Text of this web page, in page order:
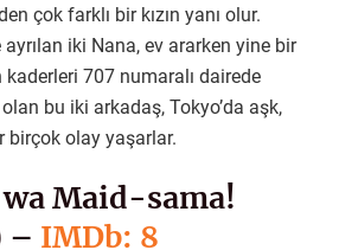
çok farklı bir kızın yanı olur.
iki Nana, ev ararken yine bir
kaderleri 707 numaralı dairede
bu iki arkadaş, Tokyo’da aşk,
birçok olay yaşarlar.
Maid-sama!
– IMDb: 8